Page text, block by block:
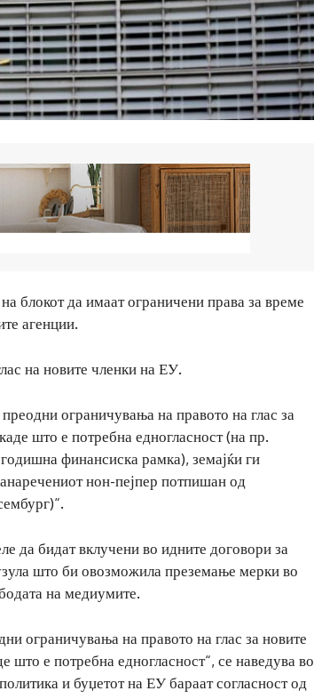
блокот да имаат ограничени права за време
агенции.
на новите членки на ЕУ.
ограничувања на правото на глас за
што е потребна едногласност (на пр.
финансиска рамка), земајќи ги
нон-пејпер потпишан од
да бидат вклучени во идните договори за
што би овозможила преземање мерки во
на медиумите.
ограничувања на правото на глас за новите
што е потребна едногласност“, се наведува во
и буџетот на ЕУ бараат согласност од